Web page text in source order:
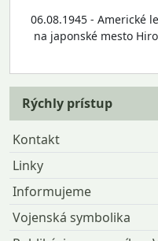
06.08.1945 - Americké
na japonské mesto
Rýchly prístup
Kontakt
Linky
Informujeme
Vojenská symbolika